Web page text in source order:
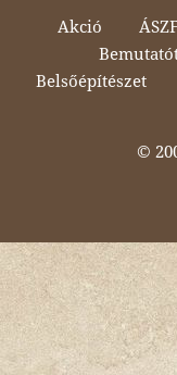
Akció
Belsőépítészet
©